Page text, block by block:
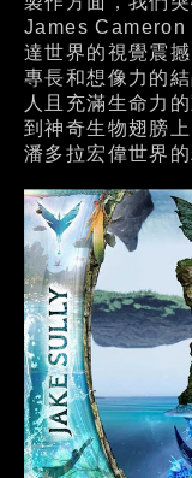
James Cameron
達世界的視覺震
專長和想像力的
人且充滿生命力
到神奇生物翅膀
潘多拉宏偉世界